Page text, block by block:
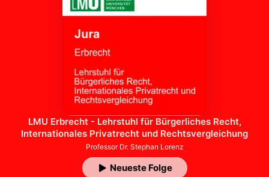
Top-Charts
LMU Erbrecht - Lehrstuhl für Bürgerliches Recht,
Internationales Privatrecht und Rechtsvergleichung
Professor Dr. Stephan Lorenz
Neueste Folge